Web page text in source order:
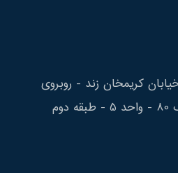
کریمخان زند - روبروی